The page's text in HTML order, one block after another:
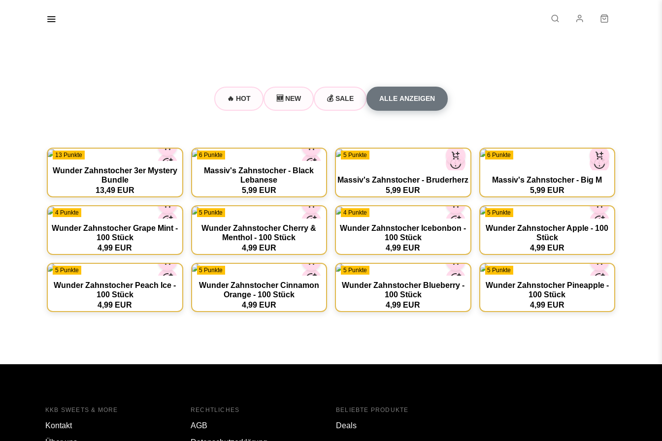
ANMELDEN
KONTO ERSTELLEN
🔥 HOT 🆕 NEW 💰 SALE ALLE ANZEIGEN
13 Punkte
Wunder Zahnstocher 3er Mystery
Bundle
13,49 EUR
6 Punkte
Massiv's Zahnstocher - Black
Lebanese
5,99 EUR
5 Punkte
Massiv's Zahnstocher - Bruderherz
5,99 EUR
6 Punkte
Massiv's Zahnstocher - Big M
5,99 EUR
4 Punkte
Wunder Zahnstocher Grape Mint -
100 Stück
4,99 EUR
5 Punkte
Wunder Zahnstocher Cherry &
Menthol - 100 Stück
4,99 EUR
4 Punkte
Wunder Zahnstocher Icebonbon -
100 Stück
4,99 EUR
5 Punkte
Wunder Zahnstocher Apple - 100
Stück
4,99 EUR
5 Punkte
Wunder Zahnstocher Peach Ice -
100 Stück
4,99 EUR
5 Punkte
Wunder Zahnstocher Cinnamon
Orange - 100 Stück
4,99 EUR
5 Punkte
Wunder Zahnstocher Blueberry -
100 Stück
4,99 EUR
5 Punkte
Wunder Zahnstocher Pineapple -
100 Stück
4,99 EUR
KKB SWEETS & MORE
Kontakt
RECHTLICHES
AGB
BELIEBTE PRODUKTE
Deals